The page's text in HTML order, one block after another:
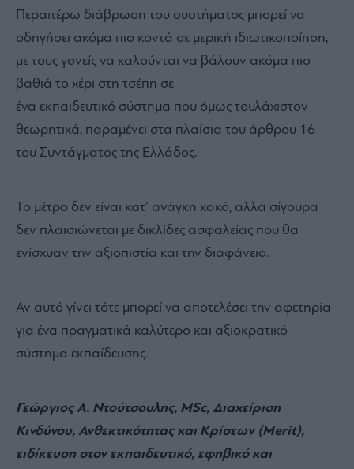
Το εκπαιδευτικό μας σύστημα ήδη νοσεί.
Υποχρηματοδότηση, απαξίωση εκπαιδευτικών και
εκπαιδευτικού συστήματος, ελλιπής συντήρηση,
εξαγγελίες που δεν εφαρμόζονται και άλλες
ασαφείς, κενά εκπαιδευτικών και υλικοτεχνικές
ελλείψεις που όλα μαζί οδηγούν σε άμεση
Περαιτέρω διάβρωση του συστήματος μπορεί να
οδηγήσει ακόμα πιο κοντά σε μερική ιδιωτικοποίηση,
ένα εκπαιδευτικό σύστημα που όμως τουλάχιστον
θεωρητικά, παραμένει στα πλαίσια του άρθρου 16
του Συντάγματος της Ελλάδος.
Το μέτρο δεν είναι κατ’ ανάγκη κακό, αλλά σίγουρα
δεν πλαισιώνεται με δικλίδες ασφαλείας που θα
ενίσχυαν την αξιοπιστία και την διαφάνεια.